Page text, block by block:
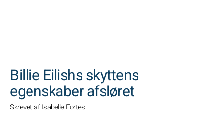
Billie Eilishs skyttens
egenskaber afsløret
Skrevet af Isabelle Fortes